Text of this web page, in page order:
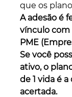
que os
A adesão é
vínculo com
PME
Se você
ativo, o
de 1 vida é
acertada.